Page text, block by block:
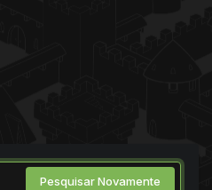
Pesquisar Novamente